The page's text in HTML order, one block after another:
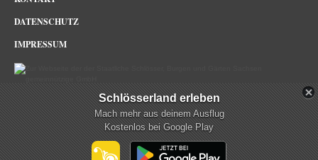
DATENSCHUTZ
IMPRESSUM
Schlösserland Sachsen im Netz
Schlösserland erleben
Mach mehr aus deinem Ausflug
Kostenlos bei Google Play
mehr